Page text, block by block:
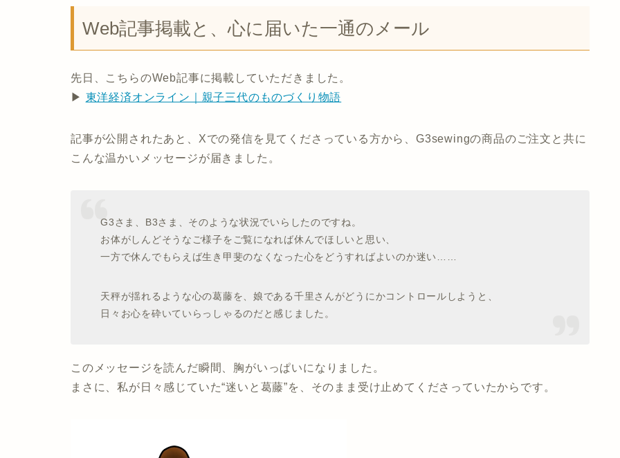
Web記事掲載と、心に届いた一通のメール
先日、こちらのWeb記事に掲載していただきました。
▶︎ 東洋経済オンライン｜親子三代のものづくり物語
記事が公開されたあと、Xでの発信を見てくださっている方から、G3sewingの商品のご注文と共に
こんな温かいメッセージが届きました。
G3さま、B3さま、そのような状況でいらしたのですね。
お体がしんどそうなご様子をご覧になれば休んでほしいと思い、
一方で休んでもらえば生き甲斐のなくなった心をどうすればよいのか迷い……
天秤が揺れるような心の葛藤を、娘である千里さんがどうにかコントロールしようと、
日々お心を砕いていらっしゃるのだと感じました。
このメッセージを読んだ瞬間、胸がいっぱいになりました。
まさに、私が日々感じていた“迷いと葛藤”を、そのまま受け止めてくださっていたからです。